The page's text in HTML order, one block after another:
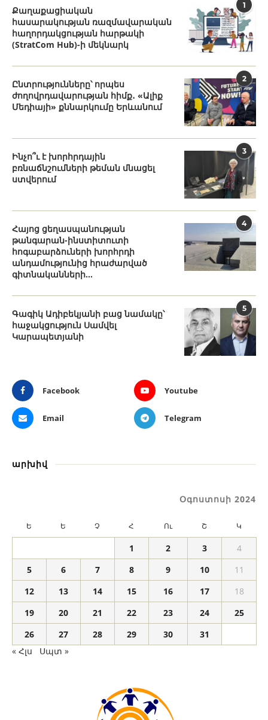
1
Քաղաքացիական
հասարակության ռազմավարական
հաղորդակցության հարթակի
(StratCom Hub)-ի մեկնարկ
2
Ընտրությունները՝ որպես
ժողովրդավարության հիմք․ «Ալիք
Մեդիայի» քննարկումը Երևանում
3
Ինչո՞ւ է խորհրդային
բռնաճնշումների թեման մնացել
ստվերում
4
Հայոց ցեղասպանության
թանգարան-ինստիտուտի
հոգաբարձուների խորհրդի
անդամությունից հրաժարված
գիտնականների...
5
Գագիկ Ադիբեկյանի բաց նամակը՝
հաջակցություն Սամվել
Կարապետյանի
Facebook Youtube
Email Telegram
արխիվ
Օգոստոսի 2024
Ե Ե Չ Հ Ու Շ Կ
1 2 3
4
5
6 7 8 9 10
11
12
13 14 15 16 17
18
19
20 21 22 23 24
25
26
27 28 29 30
31
« Հլս
Սպտ »